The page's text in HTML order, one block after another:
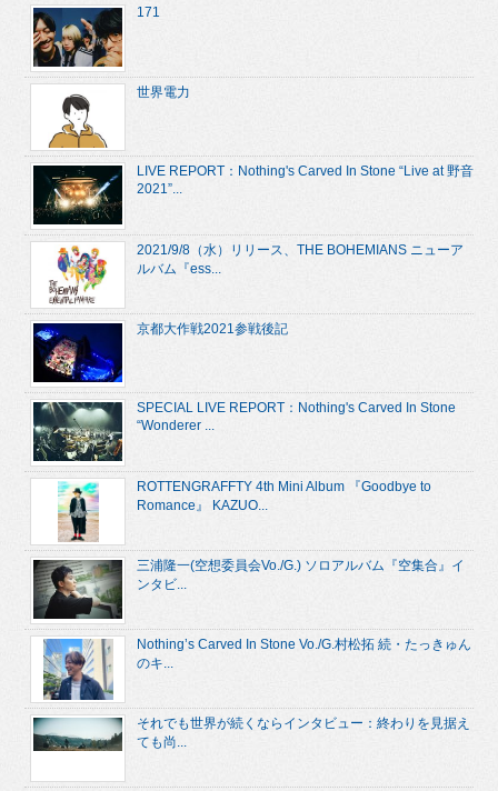
171
世界電力
LIVE REPORT：Nothing's Carved In Stone “Live at 野音
2021”...
2021/9/8（水）リリース、THE BOHEMIANS ニューア
ルバム『ess...
京都大作戦2021参戦後記
SPECIAL LIVE REPORT：Nothing's Carved In Stone
“Wonderer ...
ROTTENGRAFFTY 4th Mini Album 『Goodbye to
Romance』 KAZUO...
三浦隆一(空想委員会Vo./G.) ソロアルバム『空集合』イ
ンタビ...
Nothing’s Carved In Stone Vo./G.村松拓 続・たっきゅん
のキ...
それでも世界が続くならインタビュー：終わりを見据え
ても尚...